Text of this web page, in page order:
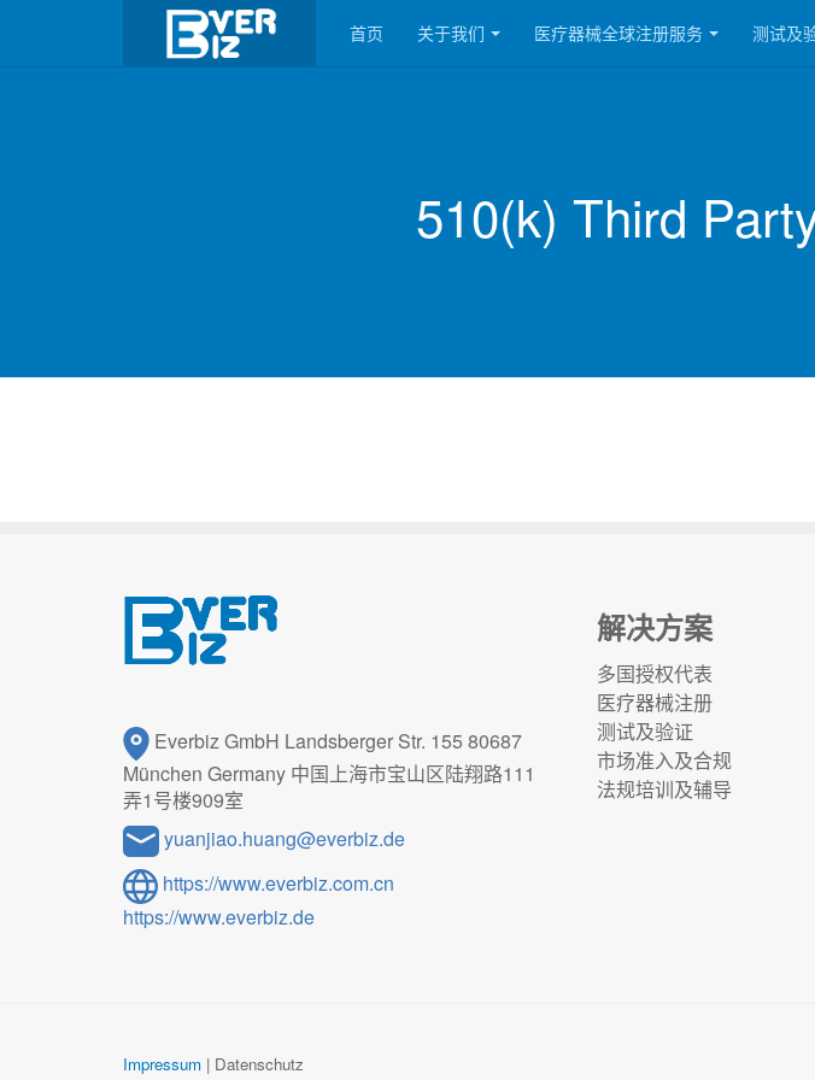
首页 关于我们 医疗器械全球注册服务 测试及
510(k) Third
Everbiz GmbH Landsberger Str. 155 80687
München Germany 中国上海市宝山区陆翔路111
弄1号楼909室
yuanjiao.huang@everbiz.de
https://www.everbiz.com.cn
https://www.everbiz.de
解决方案
多国授权代表
医疗器械注册
测试及验证
市场准入及合规
法规培训及辅导
Impressum | Datenschutz